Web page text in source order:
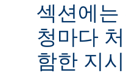
섹션에는
청마다
함한 지